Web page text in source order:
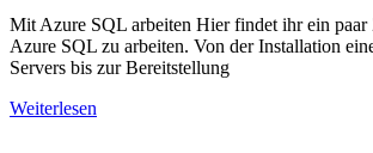
Mit Azure SQL arbeiten Hier findet ihr ein
Azure SQL zu arbeiten. Von der Installation
Servers bis zur Bereitstellung
Weiterlesen